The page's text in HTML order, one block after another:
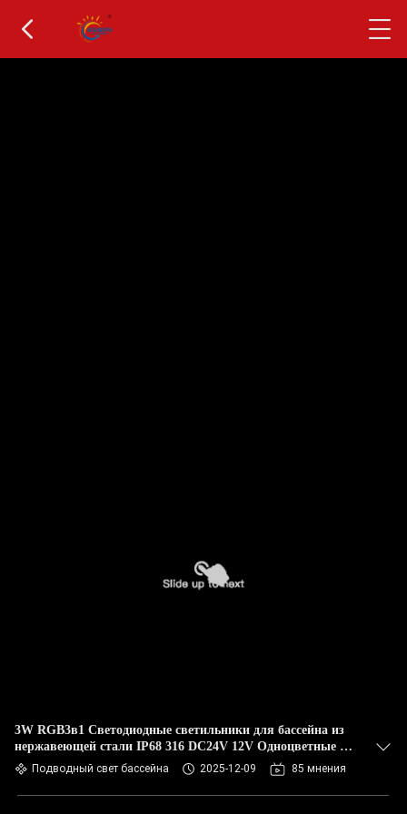
3W RGB3в1 Светодиодные светильники для бассейна из
нержавеющей стали IP68 316 DC24V 12V Одноцветные с
асимметричной линзой
Подводный свет бассейна 2025-12-09 85 мнения